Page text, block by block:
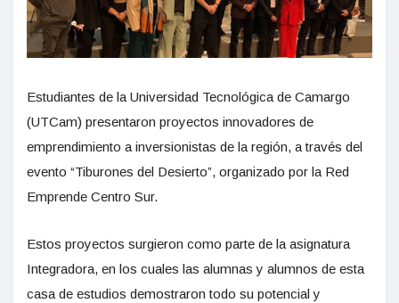
Estudiantes de la Universidad Tecnológica de Camargo
(UTCam) presentaron proyectos innovadores de
emprendimiento a inversionistas de la región, a través del
evento “Tiburones del Desierto”, organizado por la Red
Emprende Centro Sur.
Estos proyectos surgieron como parte de la asignatura
Integradora, en los cuales las alumnas y alumnos de esta
casa de estudios demostraron todo su potencial y